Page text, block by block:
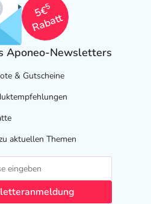
5€
5
Rabatt
Aponeo-Newsletters
& Gutscheine
aktuellen Themen